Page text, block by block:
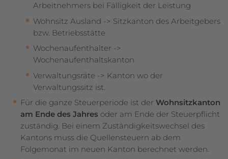
Arbeitnehmers bei Fälligkeit der Leistung
Wohnsitz Ausland -> Sitzkanton des Arbeitgebers
bzw. Betriebsstätte
Wochenaufenthalter ->
Wochenaufenthaltskanton
Verwaltungsräte -> Kanton wo der
Verwaltungssitz ist.
Für die ganze Steuerperiode ist der Wohnsitzkanton
am Ende des Jahres oder am Ende der Steuerpflicht
zuständig. Bei einem Zuständigkeitswechsel des
Kantons muss die Quellensteuern ab dem
Folgemonat im neuen Kanton berechnet werden.